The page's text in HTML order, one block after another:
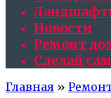
Новости
Ремонт
Сделай сам
Главная »